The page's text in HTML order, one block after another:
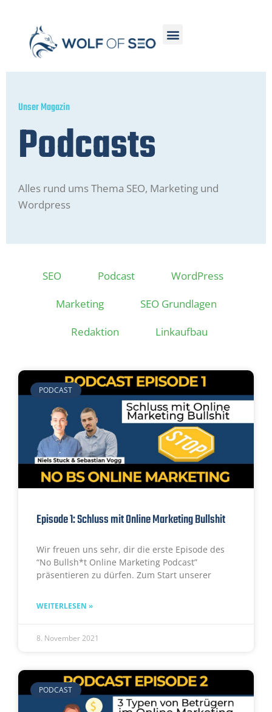
Unser Magazin
Podcasts
Alles rund ums Thema SEO, Marketing und
Wordpress
SEO Podcast
WordPress
Marketing
SEO Grundlagen
Redaktion
Linkaufbau
PODCAST
Episode 1: Schluss mit Online Marketing Bullshit
Wir freuen uns sehr, dir die erste Episode des
“No Bullsh*t Online Marketing Podcast”
präsentieren zu dürfen. Zum Start unserer
WEITERLESEN »
8. November 2021
PODCAST